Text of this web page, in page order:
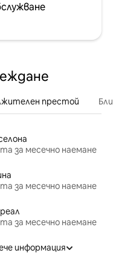
престой
за месечно наемане
за месечно наемане
за месечно наемане
информация